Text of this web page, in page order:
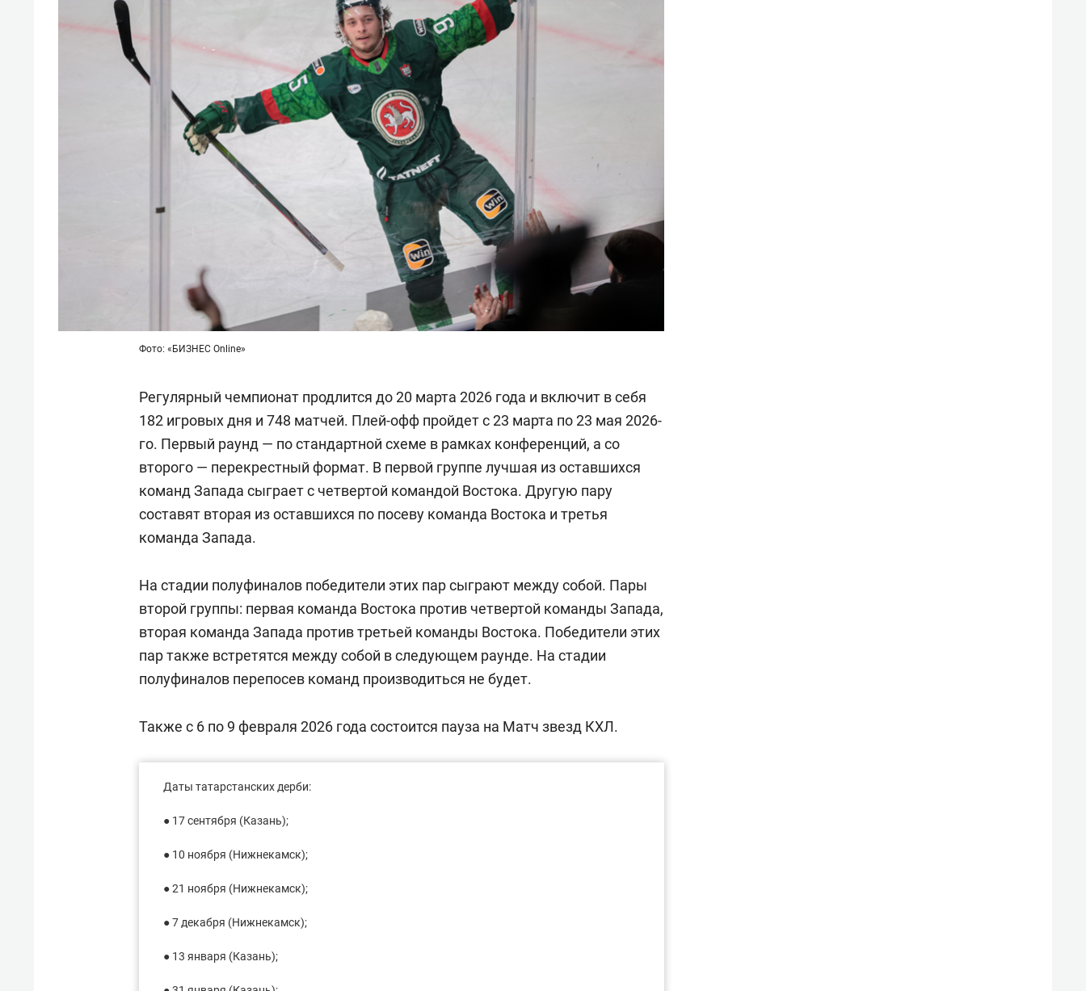
Фото: «БИЗНЕС Online»
Регулярный чемпионат продлится до 20 марта 2026 года и включит в себя
182 игровых дня и 748 матчей. Плей-офф пройдет с 23 марта по 23 мая 2026-
го. Первый раунд — по стандартной схеме в рамках конференций, а со
второго — перекрестный формат. В первой группе лучшая из оставшихся
команд Запада сыграет с четвертой командой Востока. Другую пару
составят вторая из оставшихся по посеву команда Востока и третья
команда Запада.
На стадии полуфиналов победители этих пар сыграют между собой. Пары
второй группы: первая команда Востока против четвертой команды Запада,
вторая команда Запада против третьей команды Востока. Победители этих
пар также встретятся между собой в следующем раунде. На стадии
полуфиналов перепосев команд производиться не будет.
Также с 6 по 9 февраля 2026 года состоится пауза на Матч звезд КХЛ.
Даты татарстанских дерби:
● 17 сентября (Казань);
● 10 ноября (Нижнекамск);
● 21 ноября (Нижнекамск);
● 7 декабря (Нижнекамск);
● 13 января (Казань);